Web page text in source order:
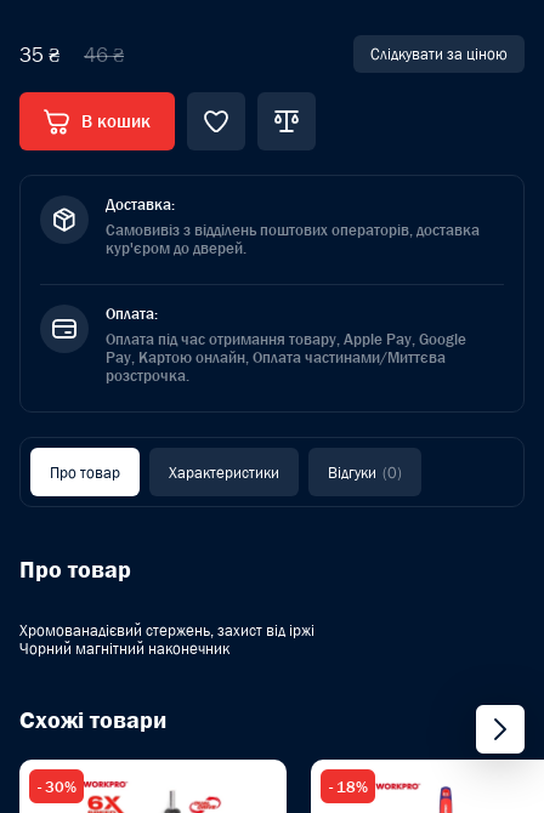
35 ₴ 46 ₴ Слідкувати за ціною
В кошик
Доставка:
Самовивіз з відділень поштових операторів, доставка
кур'єром до дверей.
Оплата:
Оплата під час отримання товару, Apple Pay, Google
Pay, Картою онлайн, Оплата частинами/Миттєва
розстрочка.
Про товар Характеристики Відгуки (0)
Про товар
Хромованадієвий стержень, захист від іржі
Чорний магнітний наконечник
Схожі товари
- 30% - 18%